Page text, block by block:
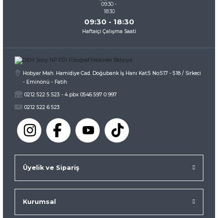
09:30 - 18:30
Haftaiçi Çalışma Saati
Hobyar Mah. Hamidiye Cad. Doğubank İş Hanı Kat:5 No:517 - 518 / Sirkeci
- Eminönü - Fatih
0212 522 5 523 - 4 pbx 0546 597 0 997
0212 522 6 523
Üyelik ve Sipariş
Kurumsal